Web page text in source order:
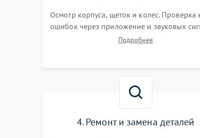
Осмотр корпуса, щеток и колес. Проверка
ошибок через приложение и звуковых
Замер емкости аккумулятора и
Подробнее
4. Ремонт и замена деталей